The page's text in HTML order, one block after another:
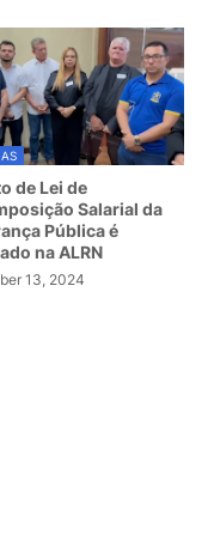
de Lei de
Salarial da
Pública é
na ALRN
13, 2024